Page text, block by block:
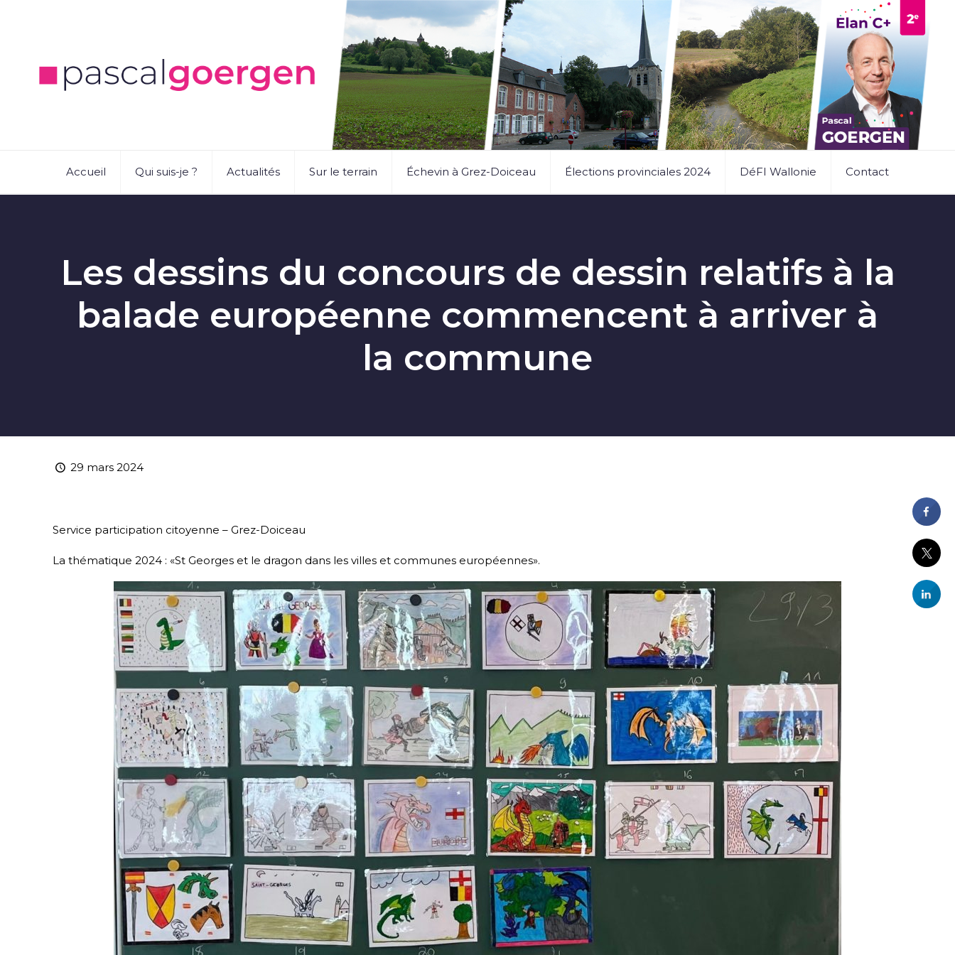
Accueil Qui suis-je ? Actualités Sur le terrain Échevin à Grez-Doiceau Élections provinciales 2024 DéFI Wallonie Contact
Les dessins du concours de dessin relatifs à la
balade européenne commencent à arriver à
la commune
29 mars 2024
Service participation citoyenne – Grez-Doiceau
La thématique 2024 : «St Georges et le dragon dans les villes et communes européennes».